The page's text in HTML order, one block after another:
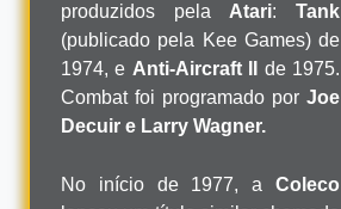
produzidos pela Atari:Tank
(publicado pela Kee Games) de
1974, e Anti-Aircraft II
de 1975.
Combat foi programado por Joe
Decuir e Larry Wagner.
No início de 1977, a Coleco